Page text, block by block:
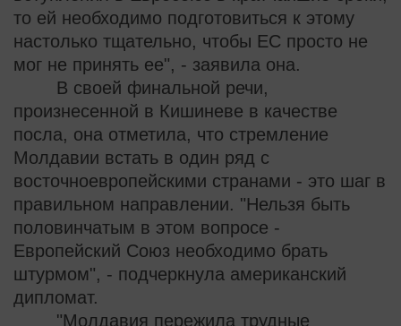
то ей необходимо подготовиться к этому
настолько тщательно, чтобы ЕС просто не
мог не принять ее", - заявила она.
В своей финальной речи,
произнесенной в Кишиневе в качестве
посла, она отметила, что стремление
Молдавии встать в один ряд с
восточноевропейскими странами - это шаг в
правильном направлении. "Нельзя быть
половинчатым в этом вопросе -
Европейский Союз необходимо брать
штурмом", - подчеркнула американский
дипломат.
"Молдавия пережила трудные